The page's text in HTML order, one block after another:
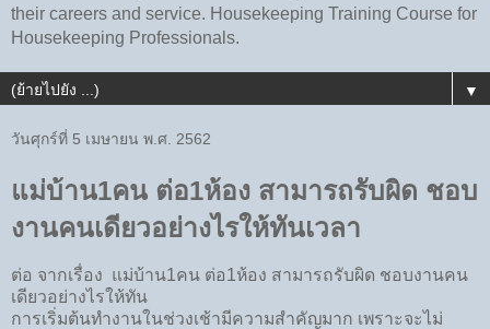
their careers and service. Housekeeping Training Course for
Housekeeping Professionals.
▼
วันศุกร์ที่ 5 เมษายน พ.ศ. 2562
แม่บ้าน​1คน​ ต่อ​1ห้อง​ สามารถรับผิด​ ชอบ
งานคนเดียว​อย่างไร​ให้ทันเวลา
ต่อ​ จากเรื่อง​ แม่บ้าน​1คน​ ต่อ​1ห้อง​ สามารถรับผิด​ ชอบงานคน
เดียว​อย่างไร​ให้ทัน
การเริ่มต้นทำงานในช่วงเช้า​มีความสำคัญมาก​ เพราะจะไม่